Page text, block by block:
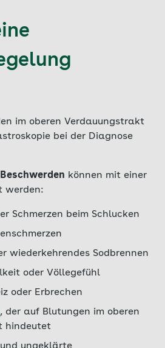
im oberen Verdauungstrakt
bei der Diagnose
Beschwerden können mit einer
werden:
Schmerzen beim Schlucken
wiederkehrendes Sodbrennen
oder Völlegefühl
oder Erbrechen
, der auf Blutungen im oberen
hindeutet